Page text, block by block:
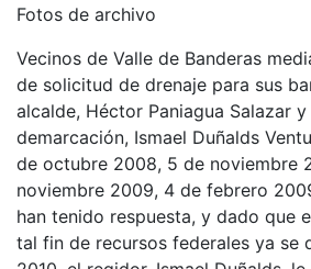
Fotos de archivo
Vecinos de Valle de Banderas
de solicitud de drenaje para sus
alcalde, Héctor Paniagua Salazar
demarcación, Ismael Duñalds
de octubre 2008, 5 de noviembre
noviembre 2009, 4 de febrero
han tenido respuesta, y dado que
tal fin de recursos federales ya se